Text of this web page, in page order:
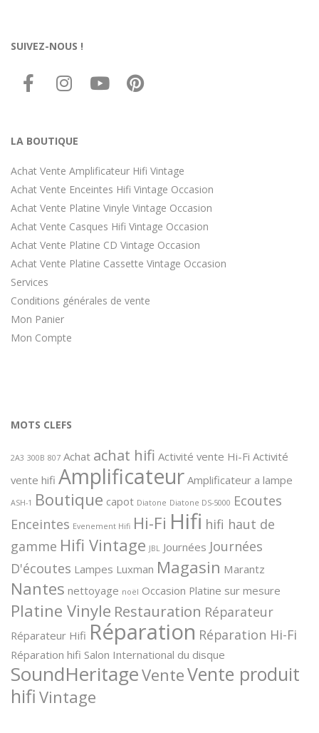
SUIVEZ-NOUS !
LA BOUTIQUE
Achat Vente Amplificateur Hifi Vintage
Achat Vente Enceintes Hifi Vintage Occasion
Achat Vente Platine Vinyle Vintage Occasion
Achat Vente Casques Hifi Vintage Occasion
Achat Vente Platine CD Vintage Occasion
Achat Vente Platine Cassette Vintage Occasion
Services
Conditions générales de vente
Mon Panier
Mon Compte
MOTS CLEFS
2A3 300B 807 Achat achat hifi Activité vente Hi-Fi Activité
vente hifi Amplificateur Amplificateur a lampe
ASH-1 Boutique capot Diatone Diatone DS-5000 Ecoutes
Enceintes Evenement Hifi Hi-Fi Hifi hifi haut de
gamme Hifi Vintage JBL Journées Journées
D'écoutes Lampes Luxman Magasin Marantz
Nantes nettoyage noël Occasion Platine sur mesure
Platine Vinyle Restauration Réparateur
Réparateur Hifi Réparation Réparation Hi-Fi
Réparation hifi Salon International du disque
SoundHeritageVenteVente produit
hifi Vintage